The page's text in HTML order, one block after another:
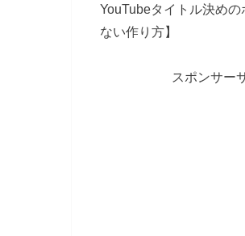
YouTubeタイトル決め
ない作り方】
スポンサー